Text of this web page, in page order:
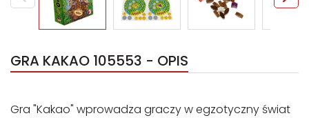
GRA KAKAO 105553 - OPIS
Gra "Kakao" wprowadza graczy w egzotyczny świat